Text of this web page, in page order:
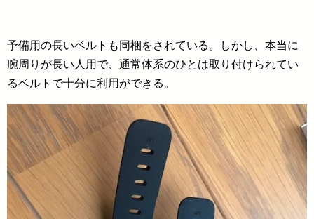
予備用の長いベルトも同梱をされている。しかし、本当に
腕周りが長い人用で、通常体系のひとは取り付けられてい
るベルトで十分に利用ができる。